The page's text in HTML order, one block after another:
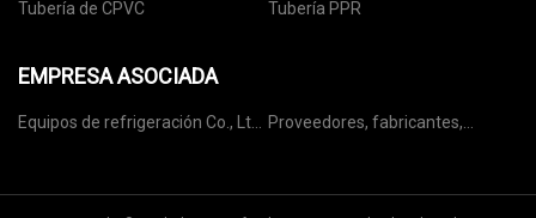
Tubería de CPVC
Tubería PPR
EMPRESA ASOCIADA
Equipos de refrigeración Co., Ltd. Proveedores, fabricantes,